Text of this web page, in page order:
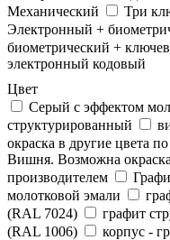
Механический
Три
Электронный +
биометрический +
электронный кодовый
Цвет
Cерый с эффектом
структурированный
окраска в другие цвета
Вишня. Возможна
производителем
молотковой эмали
(RAL 7024)
графит
(RAL 1006)
корпус -